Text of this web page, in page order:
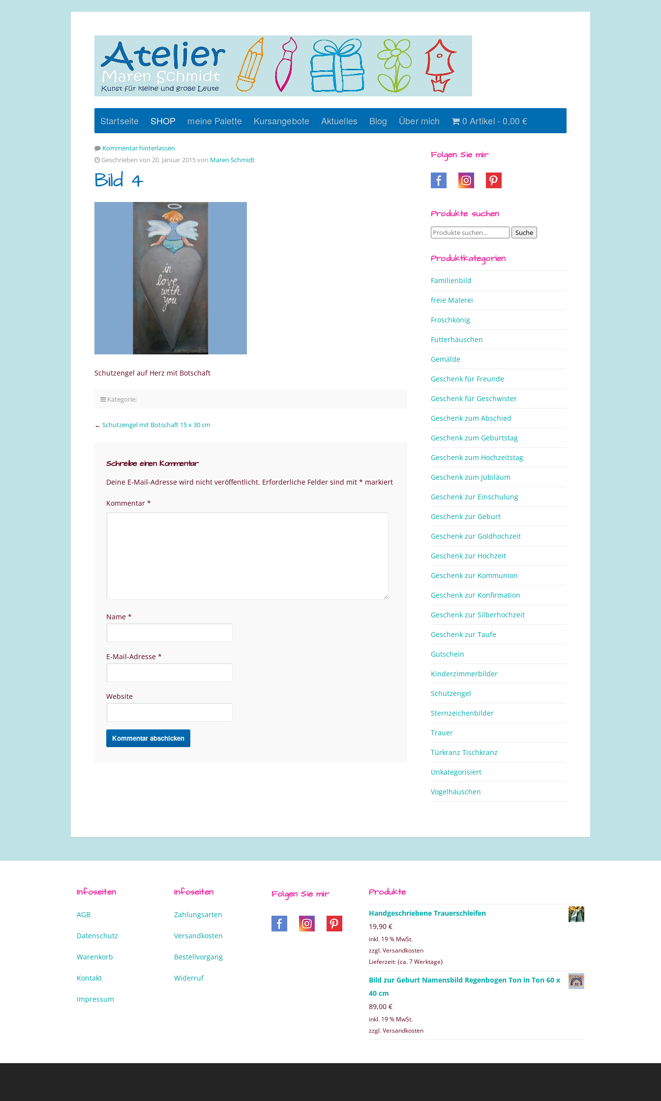
Startseite SHOP meine Palette Kursangebote Aktuelles Blog Über mich 0 Artikel 0,00 €
Kommentar hinterlassen
Geschrieben von 20. Januar 2015 von Maren Schmidt
Bild 4
Schutzengel auf Herz mit Botschaft
Kategorie:
← Schutzengel mit Botschaft 15 x 30 cm
Schreibe einen Kommentar
Deine E-Mail-Adresse wird nicht veröffentlicht. Erforderliche Felder sind mit * markiert
Kommentar *
Name *
E-Mail-Adresse *
Website
Folgen Sie mir
Produkte suchen
Suche
Suche
Produktkategorien
Familienbild
freie Malerei
Froschkönig
Futterhäuschen
Gemälde
Geschenk für Freunde
Geschenk für Geschwister
Geschenk zum Abschied
Geschenk zum Geburtstag
Geschenk zum Hochzeitstag
Geschenk zum Jubiläum
Geschenk zur Einschulung
Geschenk zur Geburt
Geschenk zur Goldhochzeit
Geschenk zur Hochzeit
Geschenk zur Kommunion
Geschenk zur Konfirmation
Geschenk zur Silberhochzeit
Geschenk zur Taufe
Gutschein
Kinderzimmerbilder
Schutzengel
Sternzeichenbilder
Trauer
Türkranz Tischkranz
Unkategorisiert
Vogelhäuschen
Infoseiten
AGB
Datenschutz
Warenkorb
Kontakt
Impressum
Infoseiten
Zahlungsarten
Versandkosten
Bestellvorgang
Widerruf
Folgen Sie mir Produkte
Handgeschriebene Trauerschleifen
19,90 €
inkl. 19 % MwSt.
zzgl. Versandkosten
Lieferzeit: {ca. 7 Werktage}
Bild zur Geburt Namensbild Regenbogen Ton in Ton 60 x
40 cm
89,00 €
inkl. 19 % MwSt.
zzgl. Versandkosten